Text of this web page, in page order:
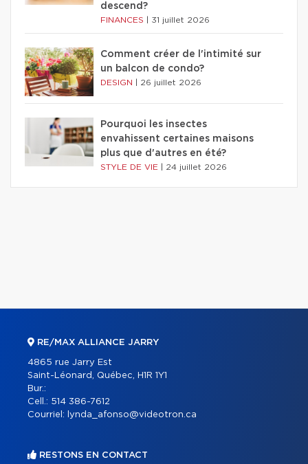
descend?
FINANCES 31 juillet 2026
Comment créer de l'intimité sur
un balcon de condo?
DESIGN 26 juillet 2026
Pourquoi les insectes
envahissent certaines maisons
plus que d'autres en été?
STYLE DE VIE 24 juillet 2026
RE/MAX ALLIANCE JARRY
4865 rue Jarry Est
Saint-Léonard, Québec, H1R 1Y1
Bur.:
Cell.: 514 386-7612
Courriel:
lynda_afonso@videotron.ca
RESTONS EN CONTACT